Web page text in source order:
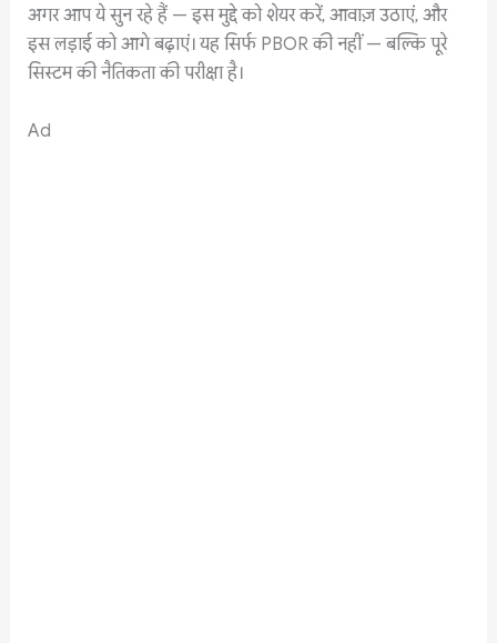
अगर आप ये सुन रहे हैं — इस मुद्दे को शेयर करें, आवाज़ उठाएं, और
इस लड़ाई को आगे बढ़ाएं। यह सिर्फ PBOR की नहीं — बल्कि पूरे
सिस्टम की नैतिकता की परीक्षा है।
Ad